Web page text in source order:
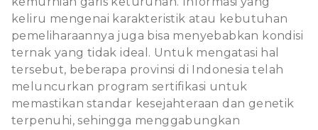
keliru mengenai karakteristik atau kebutuhan
pemeliharaannya juga bisa menyebabkan kondisi
ternak yang tidak ideal. Untuk mengatasi hal
tersebut, beberapa provinsi di Indonesia telah
meluncurkan program sertifikasi untuk
memastikan standar kesejahteraan dan genetik
terpenuhi, sehingga menggabungkan